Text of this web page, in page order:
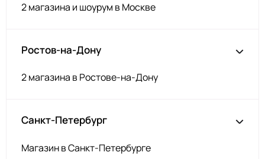
2 магазина и шоурум в Москве
Ростов-на-Дону
2 магазина в Ростове-на-Дону
Санкт-Петербург
Магазин в Санкт-Петербурге